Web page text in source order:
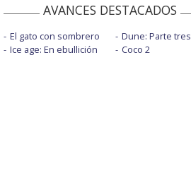
AVANCES DESTACADOS
El gato con sombrero
Ice age: En ebullición
Dune: Parte tres
Coco 2